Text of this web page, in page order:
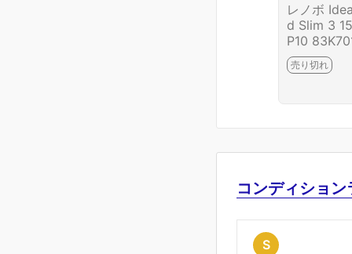
レノボ
d Slim 3
P10
JP HA03-
75-2G4
売り切れ
コンディション
S